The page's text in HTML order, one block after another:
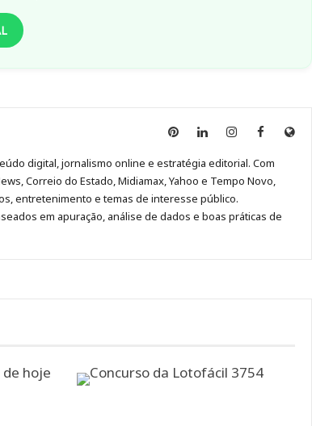
Anny
no
Pinterest
Anny
no
LinkedIn
Anny
no
Instagram
Anny
no
Facebook
Site
digital, jornalismo online e estratégia editorial. Com
Correio do Estado, Midiamax, Yahoo e Tempo Novo,
entretenimento e temas de interesse público.
em apuração, análise de dados e boas práticas de